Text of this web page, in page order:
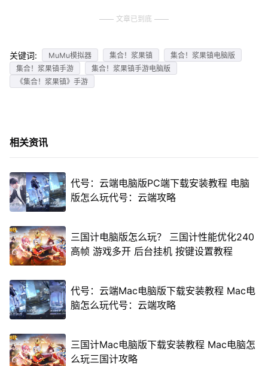
文章已到底
关键词: MuMu模拟器 集合！浆果镇
集合！浆果镇电脑版
集合！浆果镇手游
集合！浆果镇手游电脑版
《集合！浆果镇》手游
相关资讯
代号：云端电脑版PC端下载安装教程 电脑
版怎么玩代号：云端攻略
三国计电脑版怎么玩？ 三国计性能优化240
高帧 游戏多开 后台挂机 按键设置教程
代号：云端Mac电脑版下载安装教程 Mac电
脑怎么玩代号：云端攻略
三国计Mac电脑版下载安装教程 Mac电脑怎
么玩三国计攻略